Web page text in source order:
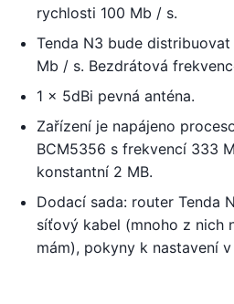
rychlosti 100 Mb / s.
Tenda N3 bude
Mb / s. Bezdrátová
1 x 5dBi pevná anténa.
Zařízení je napájeno
BCM5356 s frekvencí 333
konstantní 2 MB.
Dodací sada: router Tenda
síťový kabel (mnoho z nich
mám), pokyny k nastavení